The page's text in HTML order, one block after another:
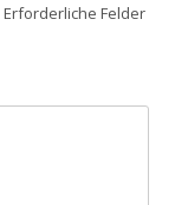
Erforderliche Felder